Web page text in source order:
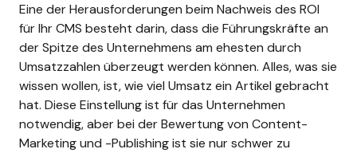
Eine der Herausforderungen beim Nachweis des ROI
für Ihr CMS besteht darin, dass die Führungskräfte an
der Spitze des Unternehmens am ehesten durch
Umsatzzahlen überzeugt werden können. Alles, was sie
wissen wollen, ist, wie viel Umsatz ein Artikel gebracht
hat. Diese Einstellung ist für das Unternehmen
notwendig, aber bei der Bewertung von Content-
Marketing und -Publishing ist sie nur schwer zu